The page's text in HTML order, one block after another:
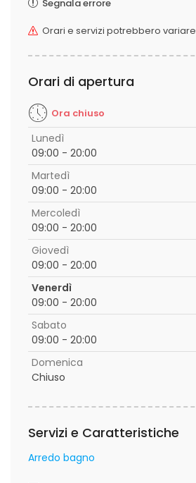
Segnala errore
Orari e servizi potrebbero variare
Orari di apertura
Ora chiuso
Lunedì
09:00 - 20:00
Martedì
09:00 - 20:00
Mercoledì
09:00 - 20:00
Giovedì
09:00 - 20:00
Venerdì
09:00 - 20:00
Sabato
09:00 - 20:00
Domenica
Chiuso
Servizi e Caratteristiche
Arredo bagno